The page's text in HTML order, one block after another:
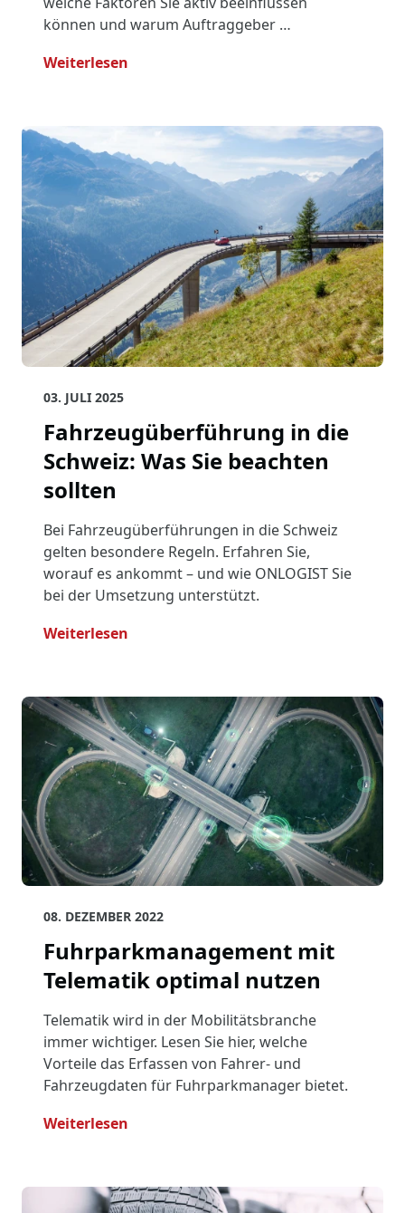
können und warum Auftraggeber …
Weiterlesen
03. JULI 2025
Fahrzeugüberführung in die
Schweiz: Was Sie beachten
sollten
Bei Fahrzeugüberführungen in die Schweiz
gelten besondere Regeln. Erfahren Sie,
worauf es ankommt – und wie ONLOGIST Sie
bei der Umsetzung unterstützt.
Weiterlesen
08. DEZEMBER 2022
Fuhrparkmanagement mit
Telematik optimal nutzen
Telematik wird in der Mobilitätsbranche
immer wichtiger. Lesen Sie hier, welche
Vorteile das Erfassen von Fahrer- und
Fahrzeugdaten für Fuhrparkmanager bietet.
Weiterlesen